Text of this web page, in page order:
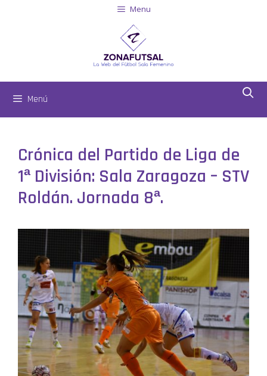
Menu
Menú
Crónica del Partido de Liga de
1ª División: Sala Zaragoza – STV
Roldán. Jornada 8ª.